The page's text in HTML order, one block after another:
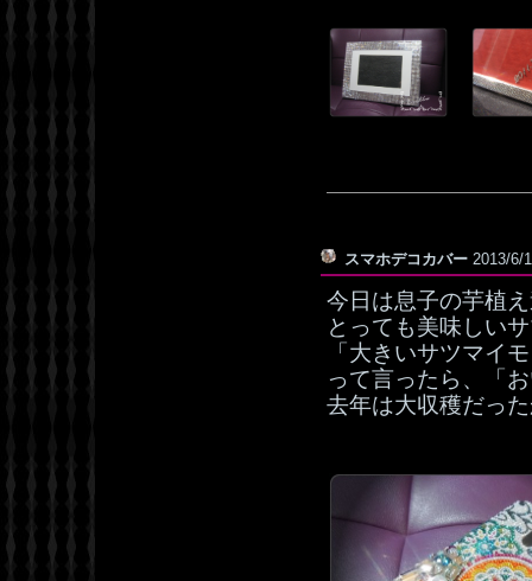
スマホデコカバー 2013/6/
今日は息子の芋植
とっても美味しい
「大きいサツマイ
って言ったら、「
去年は大収穫だっ